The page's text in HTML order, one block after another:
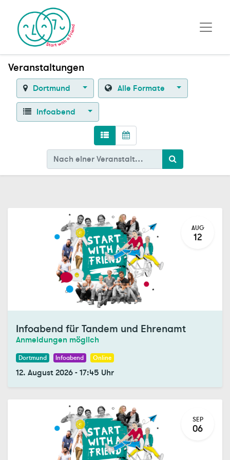
Veranstaltungen
Dortmund Alle Formate
Infoabend
AUG
12
Infoabend für Tandem und Ehrenamt
Anmeldungen möglich
Dortmund Infoabend Online
12. August 2026-17:45 Uhr
SEP
06